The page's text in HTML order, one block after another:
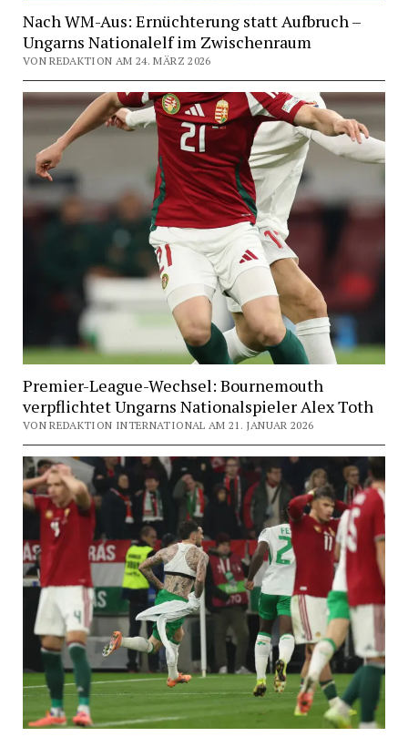
Nach WM-Aus: Ernüchterung statt Aufbruch –
Ungarns Nationalelf im Zwischenraum
VON REDAKTION AM 24. MÄRZ 2026
Premier-League-Wechsel: Bournemouth
verpflichtet Ungarns Nationalspieler Alex Toth
VON REDAKTION INTERNATIONAL AM 21. JANUAR 2026